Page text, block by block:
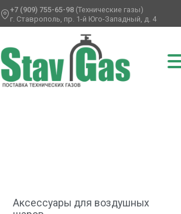
+7 (909) 755-65-98 (Технические газы)
г. Ставрополь, пр. 1-й Юго-Западный, д. 4
Аксессуары для воздушных